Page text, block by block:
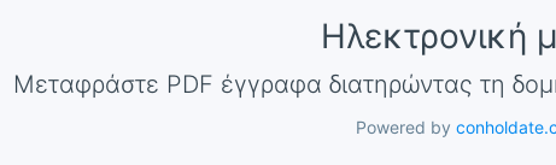
Ηλεκτρονική
Μεταφράστε PDF έγγραφα διατηρώντας τη
Powered by